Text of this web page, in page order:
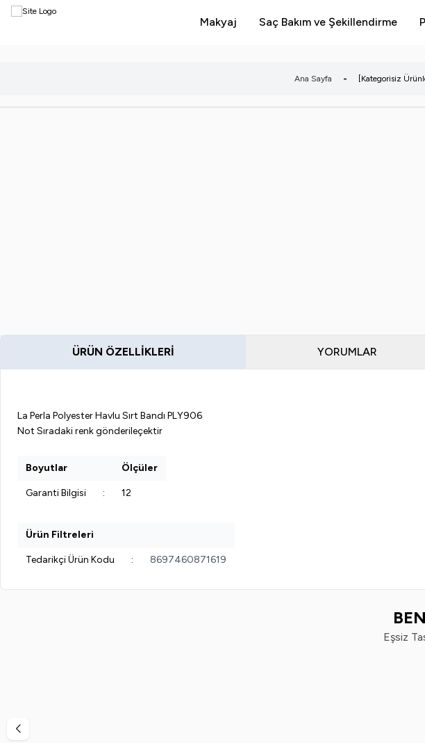
Makyaj Saç Bakım ve Şekillendirme
Ana Sayfa - [Kategorisiz
ÜRÜN ÖZELLIKLERI YORUMLAR
La Perla Polyester Havlu Sırt Bandı PLY906
Not Sıradaki renk gönderileçektir
Boyutlar Ölçüler
Garanti Bilgisi : 12
Ürün Filtreleri
Tedarikçi Ürün Kodu : 8697460871619
Eşsiz